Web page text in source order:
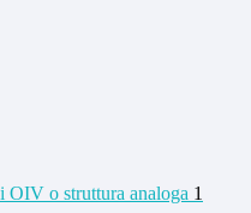
OIV o struttura analoga 1